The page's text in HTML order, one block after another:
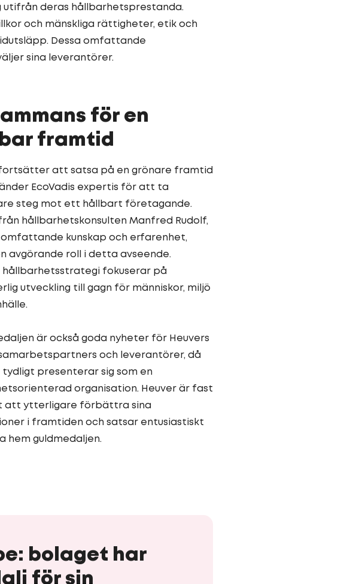
deras hållbarhetsprestanda.
och mänskliga rättigheter, etik och
Dessa omfattande
sina leverantörer.
för en
framtid
fortsätter att satsa på en grönare framtid
EcoVadis expertis för att ta
steg mot ett hållbart företagande.
hållbarhetskonsulten Manfred Rudolf,
omfattande kunskap och erfarenhet,
avgörande roll i detta avseende.
hållbarhetsstrategi fokuserar på
utveckling till gagn för människor, miljö
är också goda nyheter för Heuvers
samarbetspartners och leverantörer, då
presenterar sig som en
organisation. Heuver är fast
att ytterligare förbättra sina
i framtiden och satsar entusiastiskt
hem guldmedaljen.
bolaget har
för sin